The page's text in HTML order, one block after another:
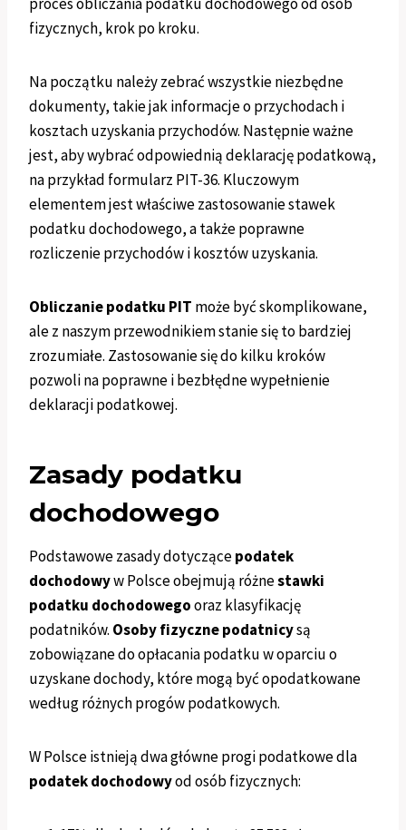
fizycznych, krok po kroku.
Na początku należy zebrać wszystkie niezbędne
dokumenty, takie jak informacje o przychodach i
kosztach uzyskania przychodów. Następnie ważne
jest, aby wybrać odpowiednią deklarację podatkową,
na przykład formularz PIT-36. Kluczowym
elementem jest właściwe zastosowanie stawek
podatku dochodowego, a także poprawne
rozliczenie przychodów i kosztów uzyskania.
Obliczanie podatku PIT może być skomplikowane,
ale z naszym przewodnikiem stanie się to bardziej
zrozumiałe. Zastosowanie się do kilku kroków
pozwoli na poprawne i bezbłędne wypełnienie
deklaracji podatkowej.
Zasady podatku
dochodowego
Podstawowe zasady dotyczącepodatek
dochodowyw Polsce obejmują różnestawki
podatku dochodowegooraz klasyfikację
podatników. Osoby fizyczne podatnicysą
zobowiązane do opłacania podatku w oparciu o
uzyskane dochody, które mogą być opodatkowane
według różnych progów podatkowych.
W Polsce istnieją dwa główne progi podatkowe dla
podatek dochodowyod osób fizycznych: